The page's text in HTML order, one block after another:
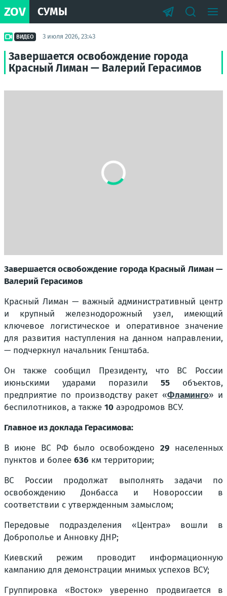
ZOV СУМЫ
ВИДЕО 3 июля 2026, 23:43
Завершается освобождение города
Красный Лиман — Валерий Герасимов
Завершается освобождение города Красный Лиман —
Валерий Герасимов
Красный Лиман — важный административный центр
и крупный железнодорожный узел, имеющий
ключевое логистическое и оперативное значение
для развития наступления на данном направлении,
— подчеркнул начальник Генштаба.
Он также сообщил Президенту, что ВС России
июньскими ударами поразили 55 объектов,
предприятие по производству ракет «Фламинго» и
беспилотников, а также 10 аэродромов ВСУ.
Главное из доклада Герасимова:
В июне ВС РФ было освобождено 29 населенных
пунктов и более 636 км территории;
ВС России продолжат выполнять задачи по
освобождению Донбасса и Новороссии в
соответствии с утвержденным замыслом;
Передовые подразделения «Центра» вошли в
Доброполье и Анновку ДНР;
Киевский режим проводит информационную
кампанию для демонстрации мнимых успехов ВСУ;
Группировка «Восток» уверенно продвигается в